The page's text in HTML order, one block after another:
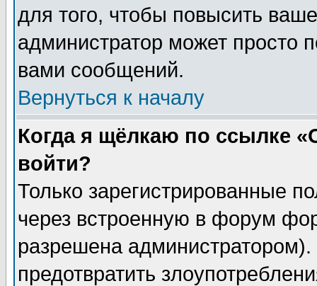
для того, чтобы повысить
администратор может просто
вами сообщений.
Вернуться к началу
Когда я щёлкаю по ссылке
войти?
Только зарегистрированные
через встроенную в форум
разрешена
предотвратить